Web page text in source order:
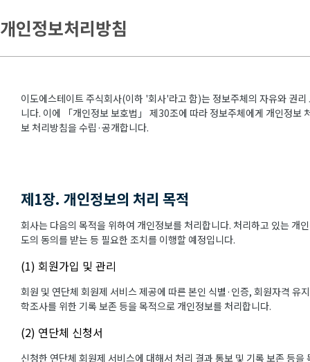
개인정보처리방침
이도에스테이트 주식회사(이하 '회사'라고 함)는 정보주체의 자유와 권
니다. 이에 「개인정보 보호법」 제30조에 따라 정보주체에게 개인정보
보 처리방침을 수립·공개합니다.
제1장. 개인정보의 처리 목적
회사는 다음의 목적을 위하여 개인정보를 처리합니다. 처리하고 있는
도의 동의를 받는 등 필요한 조치를 이행할 예정입니다.
(1) 회원가입 및 관리
회원 및 연단체 회원제 서비스 제공에 따른 본인 식별·인증, 회원자격
학조사를 위한 기록 보존 등을 목적으로 개인정보를 처리합니다.
(2) 연단체 신청서
신청한 연단체 회원제 서비스에 대해서 처리 결과 통보 및 기록 보존 등